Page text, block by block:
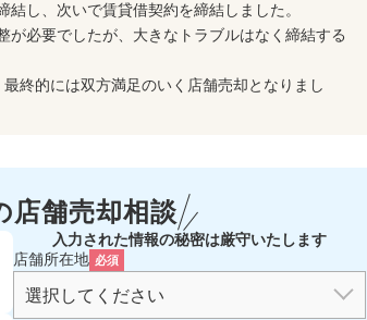
し、次いで賃貸借契約を締結しました。
必要でしたが、大きなトラブルはなく締結する
終的には双方満足のいく店舗売却となりまし
店舗売却相談
入力された情報の秘密は厳守いたします
店舗所在地 必須